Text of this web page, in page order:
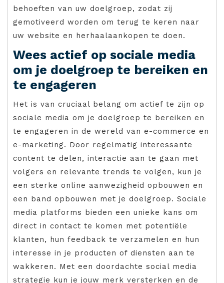
behoeften van uw doelgroep, zodat zij
gemotiveerd worden om terug te keren naar
uw website en herhaalaankopen te doen.
Wees actief op sociale media
om je doelgroep te bereiken en
te engageren
Het is van cruciaal belang om actief te zijn op
sociale media om je doelgroep te bereiken en
te engageren in de wereld van e-commerce en
e-marketing. Door regelmatig interessante
content te delen, interactie aan te gaan met
volgers en relevante trends te volgen, kun je
een sterke online aanwezigheid opbouwen en
een band opbouwen met je doelgroep. Sociale
media platforms bieden een unieke kans om
direct in contact te komen met potentiële
klanten, hun feedback te verzamelen en hun
interesse in je producten of diensten aan te
wakkeren. Met een doordachte social media
strategie kun je jouw merk versterken en de